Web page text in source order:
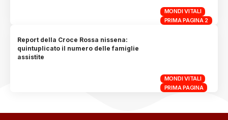
MONDI VITALI
PRIMA PAGINA 2
MONDI VITALI
PRIMA PAGINA
Report della Croce Rossa nissena:
quintuplicato il numero delle famiglie
assistite